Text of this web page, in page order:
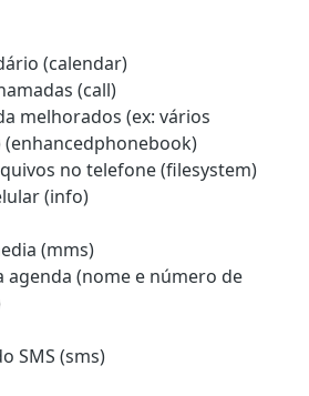
(calendar)
(call)
melhorados (ex: vários
no telefone (filesystem)
(info)
(mms)
agenda (nome e número de
SMS (sms)